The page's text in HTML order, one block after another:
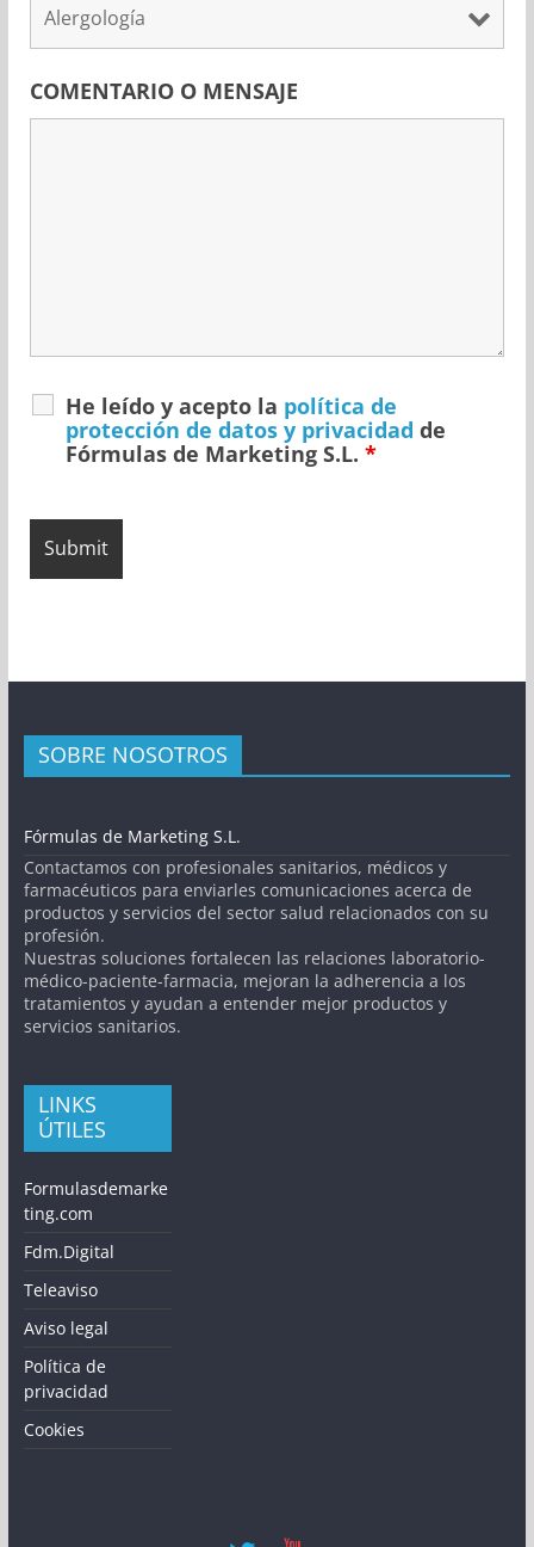
COMENTARIO O MENSAJE
He leído y acepto la política de
protección de datos y privacidad de
Fórmulas de Marketing S.L. *
SOBRE NOSOTROS
Fórmulas de Marketing S.L.
Contactamos con profesionales sanitarios, médicos y
farmacéuticos para enviarles comunicaciones acerca de
productos y servicios del sector salud relacionados con su
profesión.
Nuestras soluciones fortalecen las relaciones laboratorio-
médico-paciente-farmacia, mejoran la adherencia a los
tratamientos y ayudan a entender mejor productos y
servicios sanitarios.
LINKS
ÚTILES
Formulasdemarke
ting.com
Fdm.Digital
Teleaviso
Aviso legal
Política de
privacidad
Cookies